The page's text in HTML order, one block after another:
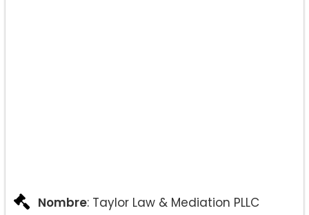
Nombre: Taylor Law & Mediation PLLC